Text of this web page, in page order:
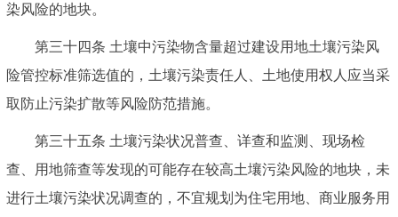
染风险的地块。
第三十四条 土壤中污染物含量超过建设用地土壤污染风
险管控标准筛选值的，土壤污染责任人、土地使用权人应当采
取防止污染扩散等风险防范措施。
第三十五条 土壤污染状况普查、详查和监测、现场检
查、用地筛查等发现的可能存在较高土壤污染风险的地块，未
进行土壤污染状况调查的，不宜规划为住宅用地、商业服务用